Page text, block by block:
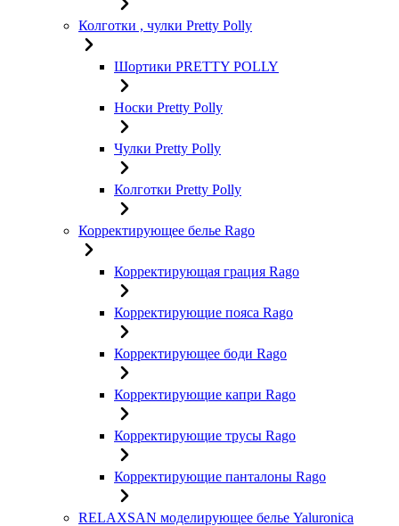
Колготки , чулки Pretty Polly
Шортики PRETTY POLLY
Носки Pretty Polly
Чулки Pretty Polly
Колготки Pretty Polly
Корректирующее белье Rago
Корректирующая грация Rago
Корректирующие пояса Rago
Корректирующее боди Rago
Корректирующие капри Rago
Корректирующие трусы Rago
Корректирующие панталоны Rago
RELAXSAN моделирующее белье Yaluroniсa